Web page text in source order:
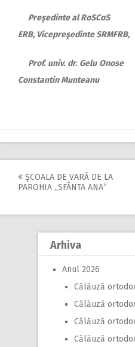
Preşedinte al
ERB, Vicepreşedinte SRMFRB,
Prof. univ. dr.
Constantin Munteanu
Post
navigation
ŞCOALA DE VARĂ DE LA
PAROHIA „SFÂNTA ANA“
Arhiva
Anul 2026
Călăuză
Călăuză
Călăuză
Călăuză